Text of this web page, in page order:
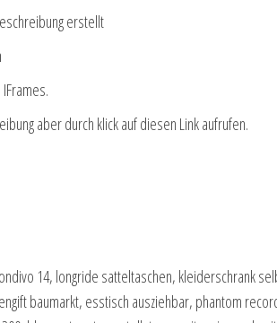
erstellt
aber durch klick auf diesen Link aufrufen.
14, longride satteltaschen, kleiderschrank
baumarkt, esstisch ausziehbar, phantom